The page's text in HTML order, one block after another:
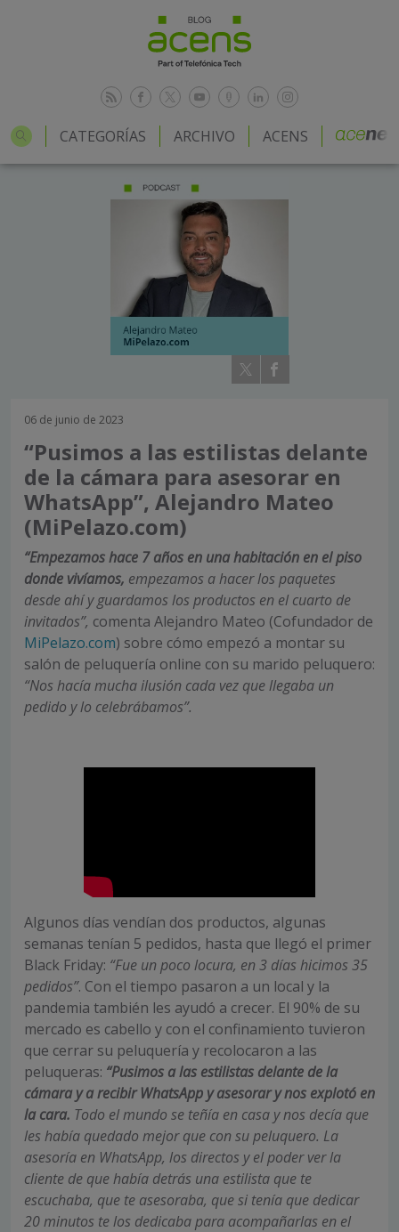
CATEGORÍAS ARCHIVO ACENS
06 de junio de 2023
“Pusimos a las estilistas delante
de la cámara para asesorar en
WhatsApp”, Alejandro Mateo
(MiPelazo.com)
“Empezamos hace 7 años en una habitación en el piso
donde vivíamos, empezamos a hacer los paquetes
desde ahí y guardamos los productos en el cuarto de
invitados”, comenta Alejandro Mateo (Cofundador de
MiPelazo.com) sobre cómo empezó a montar su
salón de peluquería online con su marido peluquero:
“Nos hacía mucha ilusión cada vez que llegaba un
pedido y lo celebrábamos”.
Algunos días vendían dos productos, algunas
semanas tenían 5 pedidos, hasta que llegó el primer
Black Friday: “Fue un poco locura, en 3 días hicimos 35
pedidos”. Con el tiempo pasaron a un local y la
pandemia también les ayudó a crecer. El 90% de su
mercado es cabello y con el confinamiento tuvieron
que cerrar su peluquería y recolocaron a las
peluqueras: “Pusimos a las estilistas delante de la
cámara y a recibir WhatsApp y asesorar y nos explotó en
la cara. Todo el mundo se teñía en casa y nos decía que
les había quedado mejor que con su peluquero. La
asesoría en WhatsApp, los directos y el poder ver la
cliente de que había detrás una estilista que te
escuchaba, que te asesoraba, que si tenía que dedicar
20 minutos te los dedicaba para acompañarlas en el